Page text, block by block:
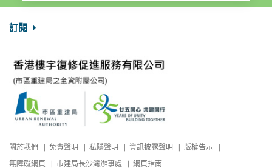
訂閱
關於我們 免責聲明 私隱聲明 資訊披露聲明
版權告示
無障礙網頁
市建局長沙灣辦事處 網頁指南